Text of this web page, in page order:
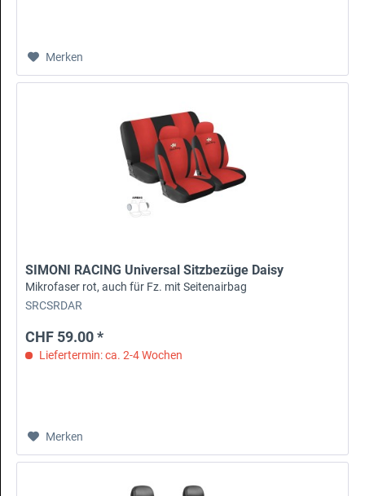
Merken
SIMONI RACING Universal Sitzbezüge Daisy
Mikrofaser rot, auch für Fz. mit Seitenairbag
SRCSRDAR
CHF 59.00 *
Liefertermin: ca. 2-4 Wochen
Merken